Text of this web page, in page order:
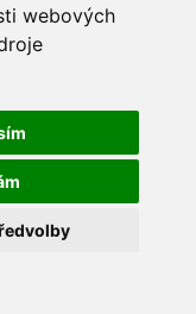
webových